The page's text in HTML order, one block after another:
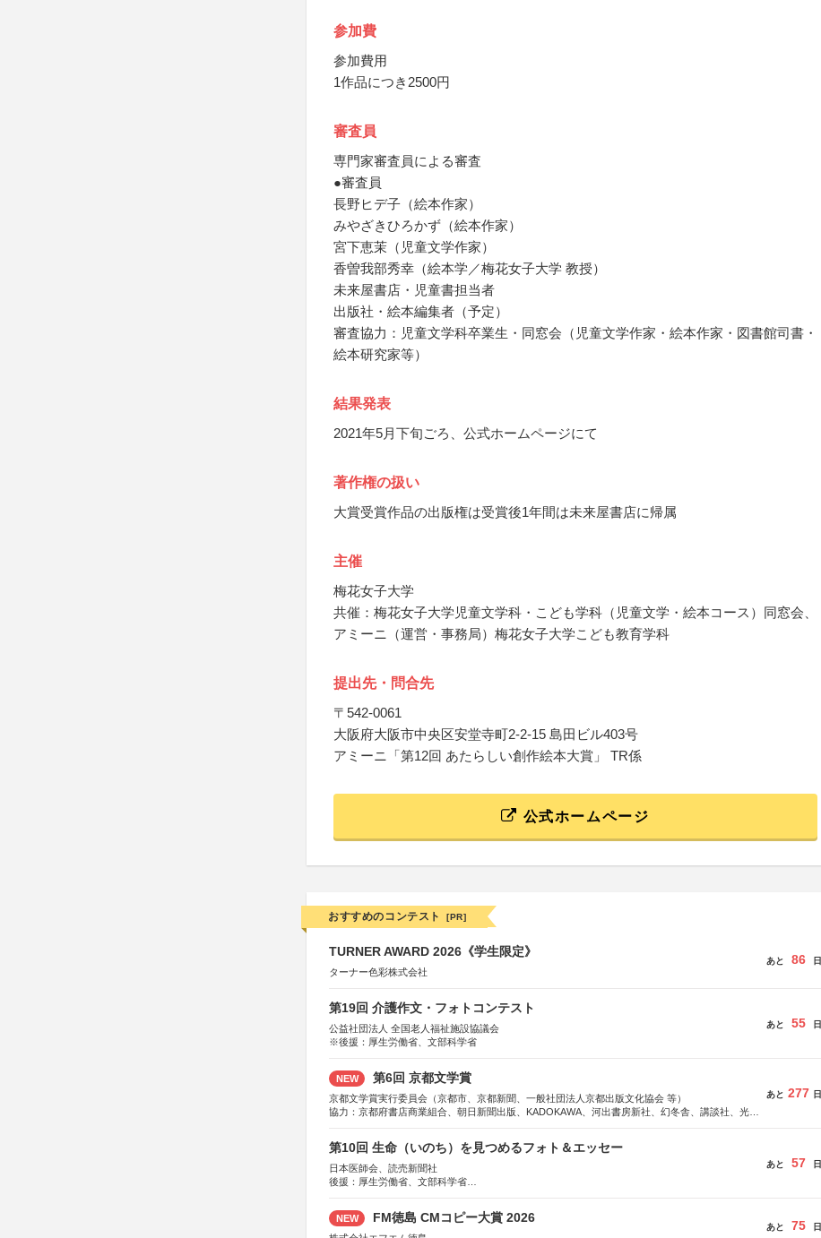
参加費
参加費用
1作品につき2500円
審査員
専門家審査員による審査
●審査員
長野ヒデ子（絵本作家）
みやざきひろかず（絵本作家）
宮下恵茉（児童文学作家）
香曽我部秀幸（絵本学／梅花女子大学 教授）
未来屋書店・児童書担当者
出版社・絵本編集者（予定）
審査協力：児童文学科卒業生・同窓会（児童文学作家・絵本作家・図書館司書・
絵本研究家等）
結果発表
2021年5月下旬ごろ、公式ホームページにて
著作権の扱い
大賞受賞作品の出版権は受賞後1年間は未来屋書店に帰属
主催
梅花女子大学
共催：梅花女子大学児童文学科・こども学科（児童文学・絵本コース）同窓会、
アミーニ（運営・事務局）梅花女子大学こども教育学科
提出先・問合先
〒542-0061
大阪府大阪市中央区安堂寺町2-2-15 島田ビル403号
アミーニ「第12回 あたらしい創作絵本大賞」 TR係
公式ホームページ
おすすめのコンテスト [PR]
TURNER AWARD 2026《学生限定》
ターナー色彩株式会社
あと 86 日
第19回 介護作文・フォトコンテスト
公益社団法人 全国老人福祉施設協議会
※後援：厚生労働省、文部科学省
あと 55 日
NEW 第6回 京都文学賞
京都文学賞実行委員会（京都市、京都新聞、一般社団法人京都出版文化協会 等）
協力：京都府書店商業組合、朝日新聞出版、KADOKAWA、河出書房新社、幻冬舎、講談社、光文
研究所、双葉社、文藝春秋、ポプラ社、毎日新聞出版
あと 277 日
第10回 生命（いのち）を見つめるフォト＆エッセー
日本医師会、読売新聞社
後援：厚生労働省、文部科学省
あと 57 日
NEW FM徳島 CMコピー大賞 2026
あと 75 日